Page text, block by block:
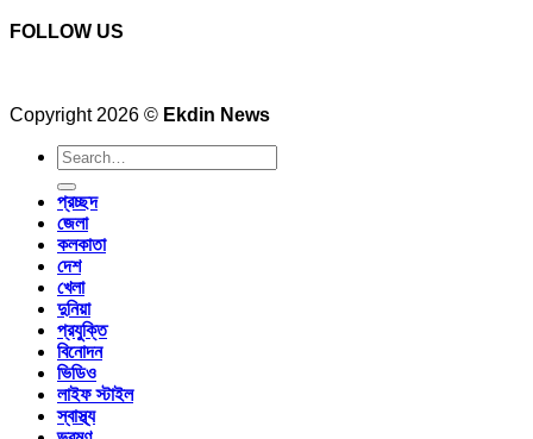
FOLLOW US
Copyright 2026 © Ekdin News
প্রচ্ছদ
জেলা
কলকাতা
দেশ
খেলা
দুনিয়া
প্রযুক্তি
বিনোদন
ভিডিও
লাইফ স্টাইল
স্বাস্থ্য